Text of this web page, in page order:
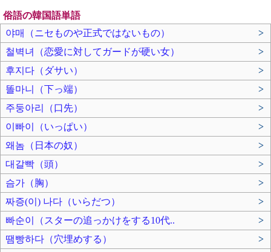
俗語の韓国語単語
야매（ニセものや正式ではないもの）
>
철벽녀（恋愛に対してガードが硬い女）
>
후지다（ダサい）
>
똘마니（下っ端）
>
주둥아리（口先）
>
이빠이（いっぱい）
>
왜놈（日本の奴）
>
대갈빡（頭）
>
슴가（胸）
>
짜증(이) 나다（いらだつ）
>
빠순이（スターの追っかけをする10代..
>
땜빵하다（穴埋めする）
>